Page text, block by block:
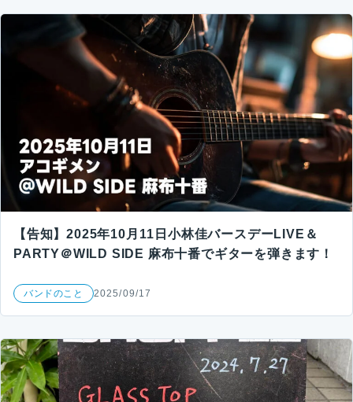
【告知】2025年10月11日小林佳バースデーLIVE＆
PARTY＠WILD SIDE 麻布十番でギターを弾きます！
バンドのこと 2025/09/17